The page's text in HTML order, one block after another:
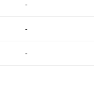
-
-
-